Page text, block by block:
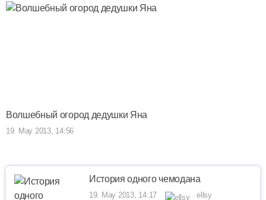
Волшебный огород дедушки Яна
19. May 2013, 14:56
История одного чемодана
19. May 2013, 14:17 ellsy